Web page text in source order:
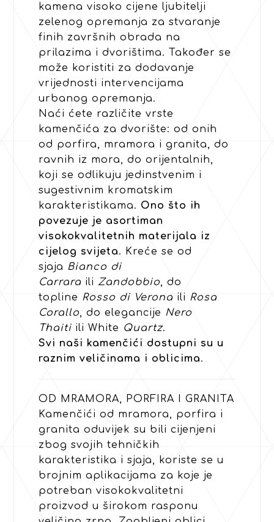
kamena visoko cijene ljubitelji
zelenog opremanja za stvaranje
finih završnih obrada na
prilazima i dvorištima. Također se
može koristiti za dodavanje
vrijednosti intervencijama
urbanog opremanja.
Naći ćete različite vrste
kamenčića za dvorište: od onih
od porfira, mramora i granita, do
ravnih iz mora, do orijentalnih,
koji se odlikuju jedinstvenim i
sugestivnim kromatskim
karakteristikama. Ono što ih
povezuje je asortiman
visokokvalitetnih materijala iz
cijelog svijeta. Kreće se od
sjaja Bianco di
Carrara ili Zandobbio , do
topline Rosso di Verona ili Rosa
Corallo , do elegancije Nero
Thaiti ili White Quartz.
Svi naši kamenčići dostupni su u
raznim veličinama i oblicima.
OD MRAMORA, PORFIRA I GRANITA
Kamenčići od mramora, porfira i
granita oduvijek su bili cijenjeni
zbog svojih tehničkih
karakteristika i sjaja, koriste se u
brojnim aplikacijama za koje je
potreban visokokvalitetni
proizvod u širokom rasponu